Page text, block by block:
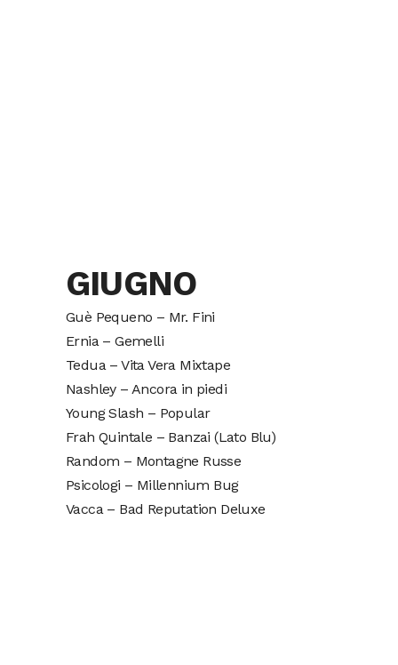
GIUGNO
Guè Pequeno – Mr. Fini
Ernia – Gemelli
Tedua – Vita Vera Mixtape
Nashley – Ancora in piedi
Young Slash – Popular
Frah Quintale – Banzai (Lato Blu)
Random – Montagne Russe
Psicologi – Millennium Bug
Vacca – Bad Reputation Deluxe